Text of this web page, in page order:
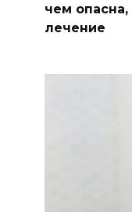
чем
лечение